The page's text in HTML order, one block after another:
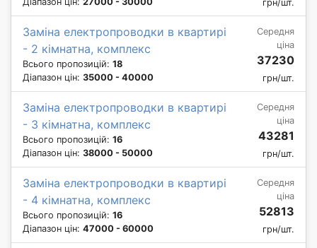
грн/шт.
Заміна електропроводки в квартирі
- 2 кімнатна, комплекс
Всього пропозицій: 18
Діапазон цін: 35000 - 40000
Середня
ціна
37230
грн/шт.
Заміна електропроводки в квартирі
- 3 кімнатна, комплекс
Всього пропозицій: 16
Діапазон цін: 38000 - 50000
Середня
ціна
43281
грн/шт.
Заміна електропроводки в квартирі
- 4 кімнатна, комплекс
Всього пропозицій: 16
Діапазон цін: 47000 - 60000
Середня
ціна
52813
грн/шт.